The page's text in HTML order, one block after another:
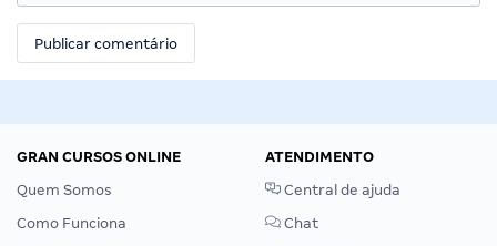
GRAN CURSOS ONLINE
Quem Somos
Como Funciona
ATENDIMENTO
Central de ajuda
Chat